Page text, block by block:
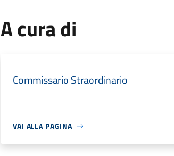
A cura di
Commissario Straordinario
VAI ALLA PAGINA